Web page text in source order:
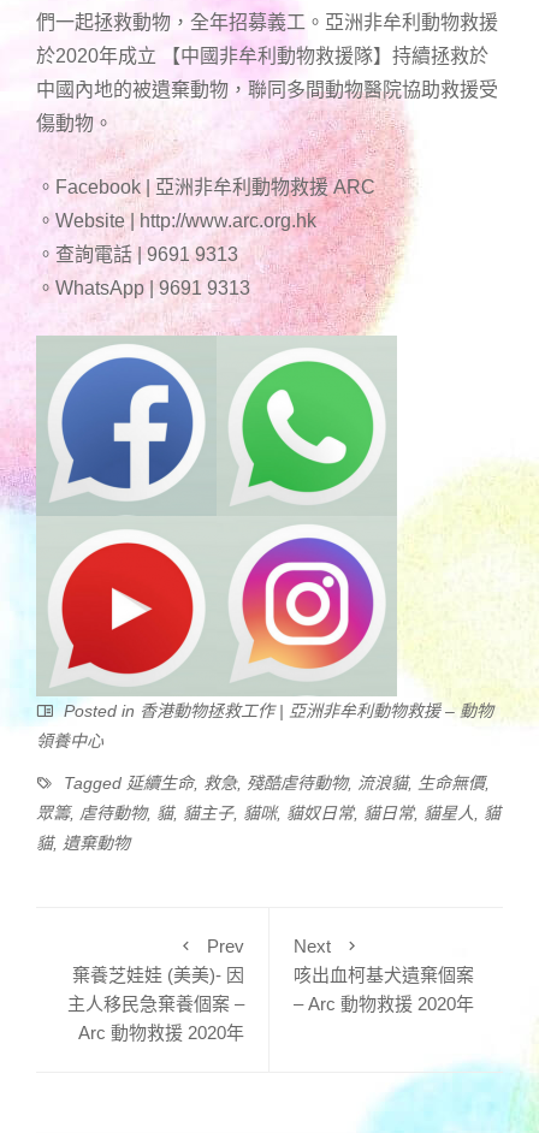
們一起拯救動物，全年招募義工。亞洲非牟利動物救援
於2020年成立 【中國非牟利動物救援隊】持續拯救於
中國內地的被遺棄動物，聯同多間動物醫院協助救援受
傷動物。
。Facebook | 亞洲非牟利動物救援 ARC
。Website | http://www.arc.org.hk
。查詢電話 | 9691 9313
。WhatsApp | 9691 9313
Posted in 香港動物拯救工作 | 亞洲非牟利動物救援 – 動物
領養中心
Tagged 延續生命, 救急, 殘酷虐待動物, 流浪貓, 生命無價,
眾籌, 虐待動物, 貓, 貓主子, 貓咪, 貓奴日常, 貓日常, 貓星人
貓
貓, 遺棄動物
Prev
棄養芝娃娃 (美美)- 因
主人移民急棄養個案 –
Arc 動物救援 2020年
Next
咳出血柯基犬遺棄個案
– Arc 動物救援 2020年